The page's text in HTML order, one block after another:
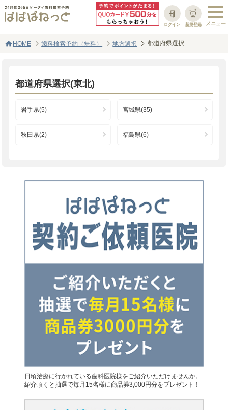
新規登録
ログイン
homeHOME 歯科検索予約（無料） 地方選択 都道府県選択
都道府県選択(東北)
岩手県(5) 宮城県(35)
秋田県(2) 福島県(6)
日頃治療に行かれている歯科医院様をご紹介いただけませんか。
紹介頂くと抽選で毎月15名様に商品券3,000円分をプレゼント！